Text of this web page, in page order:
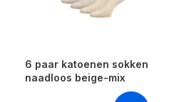
6 paar katoenen sokken
naadloos beige-mix